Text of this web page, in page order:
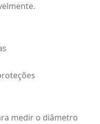
medir o diâmetro